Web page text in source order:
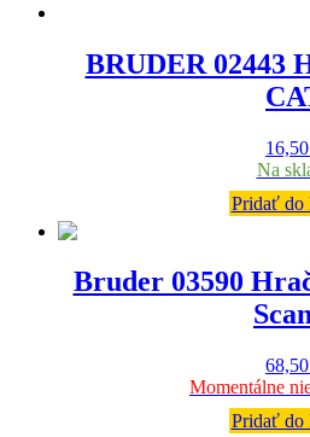
BRUDER 02443
16,50
Na
Pridať do
Bruder 03590
68,50
Momentálne
Pridať do